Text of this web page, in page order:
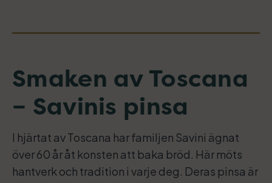
Smaken av Toscana
– Savinis pinsa
I hjärtat av Toscana har familjen Savini ägnat
över 60 år åt konsten att baka bröd. Här möts
hantverk och tradition i varje deg. Deras pinsa är